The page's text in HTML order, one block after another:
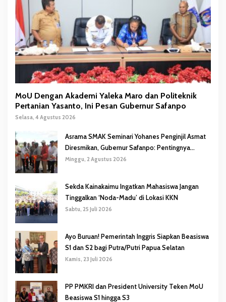
MoU Dengan Akademi Yaleka Maro dan Politeknik
Pertanian Yasanto, Ini Pesan Gubernur Safanpo
Selasa, 4 Agustus 2026
Asrama SMAK Seminari Yohanes Penginjil Asmat
Diresmikan, Gubernur Safanpo: Pentingnya
Pendidikan Karakter
Minggu, 2 Agustus 2026
Sekda Kainakaimu Ingatkan Mahasiswa Jangan
Tinggalkan ‘Noda-Madu’ di Lokasi KKN
Sabtu, 25 Juli 2026
Ayo Buruan! Pemerintah Inggris Siapkan Beasiswa
S1 dan S2 bagi Putra/Putri Papua Selatan
Kamis, 23 Juli 2026
PP PMKRI dan President University Teken MoU
Beasiswa S1 hingga S3